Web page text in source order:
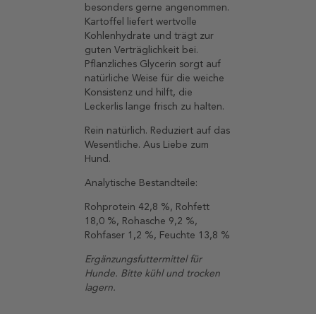
besonders gerne angenommen.
Kartoffel liefert wertvolle
Kohlenhydrate und trägt zur
guten Verträglichkeit bei.
Pflanzliches Glycerin sorgt auf
natürliche Weise für die weiche
Konsistenz und hilft, die
Leckerlis lange frisch zu halten.
Rein natürlich. Reduziert auf das
Wesentliche. Aus Liebe zum
Hund.
Analytische Bestandteile:
Rohprotein 42,8 %, Rohfett
18,0 %, Rohasche 9,2 %,
Rohfaser 1,2 %, Feuchte 13,8 %
Ergänzungsfuttermittel für
Hunde. Bitte kühl und trocken
lagern.